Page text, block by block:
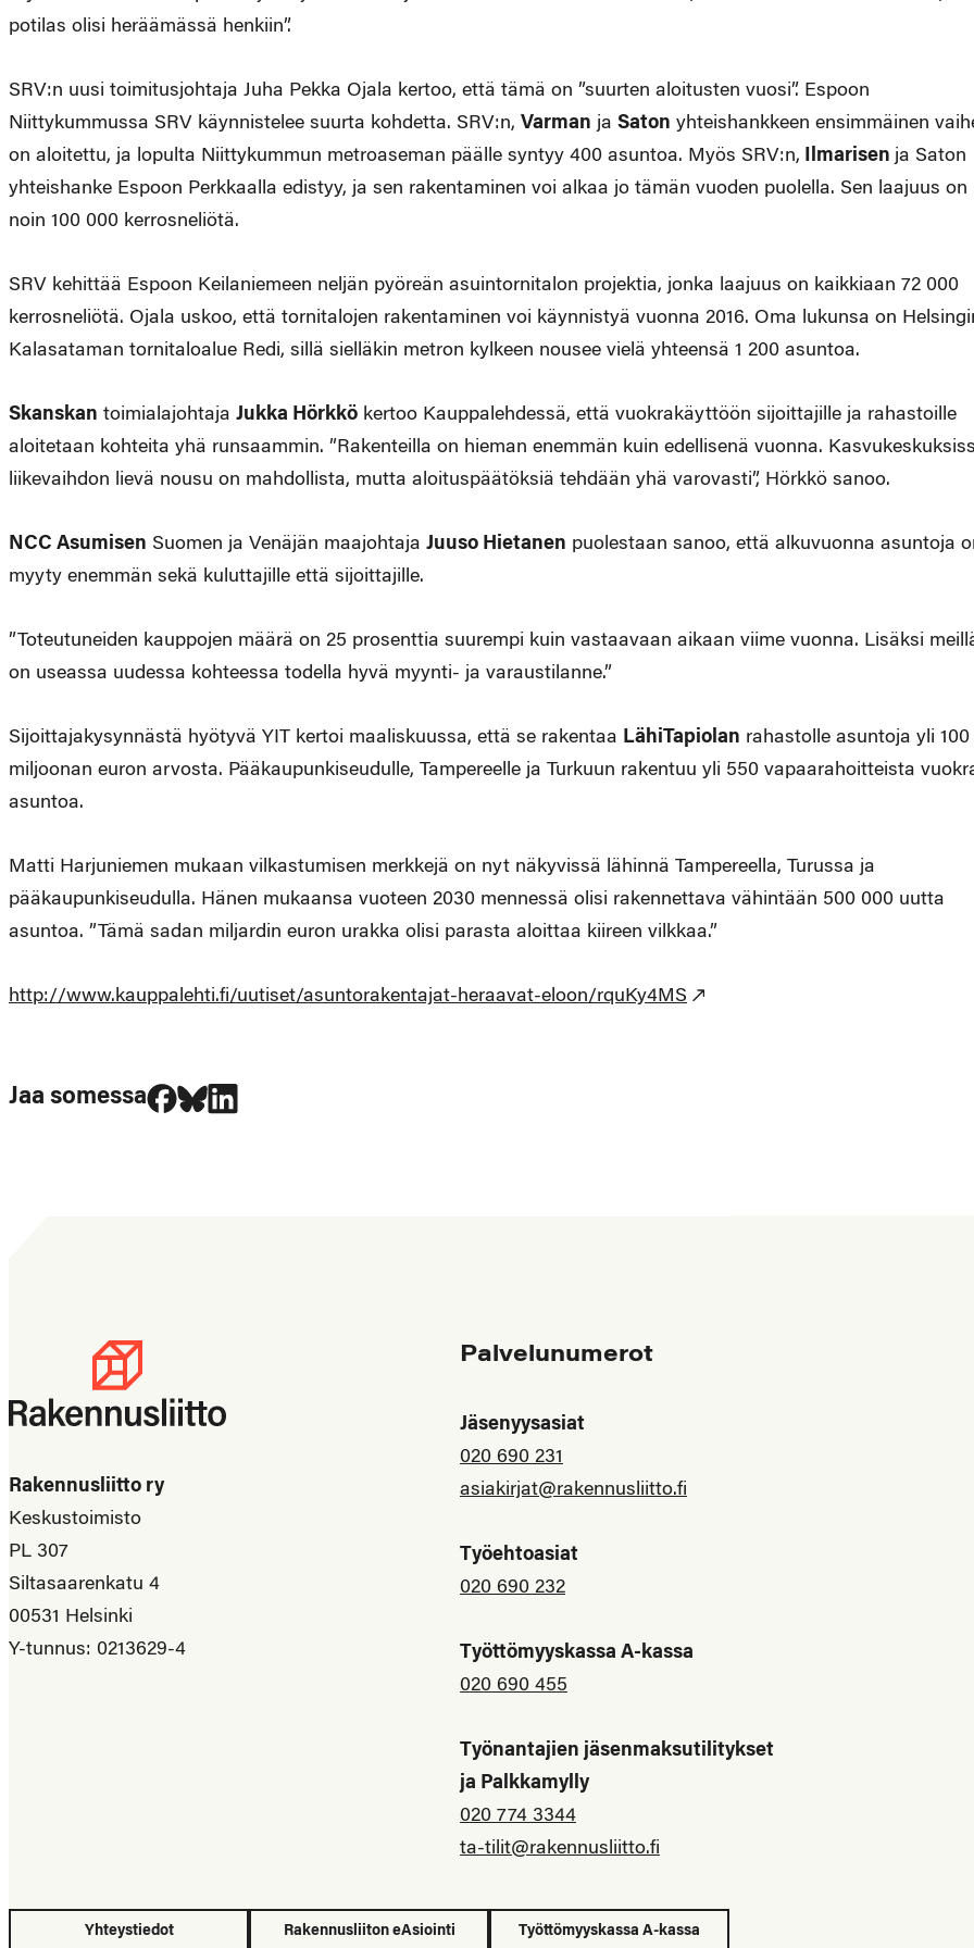
potilas olisi heräämässä henkiin”.
SRV:n uusi toimitusjohtaja Juha Pekka Ojala kertoo, että tämä on ”suurten aloitusten vuosi”. Espoon
Niittykummussa SRV käynnistelee suurta kohdetta. SRV:n, Varman ja Saton yhteishankkeen ensimmäinen
on aloitettu, ja lopulta Niittykummun metroaseman päälle syntyy 400 asuntoa. Myös SRV:n, Ilmarisen ja Saton
yhteishanke Espoon Perkkaalla edistyy, ja sen rakentaminen voi alkaa jo tämän vuoden puolella. Sen laajuus on
noin 100 000 kerrosneliötä.
SRV kehittää Espoon Keilaniemeen neljän pyöreän asuintornitalon projektia, jonka laajuus on kaikkiaan 72 000
kerrosneliötä. Ojala uskoo, että tornitalojen rakentaminen voi käynnistyä vuonna 2016. Oma lukunsa on
Kalasataman tornitaloalue Redi, sillä sielläkin metron kylkeen nousee vielä yhteensä 1 200 asuntoa.
Skanskan toimialajohtaja Jukka Hörkkö kertoo Kauppalehdessä, että vuokrakäyttöön sijoittajille ja rahastoille
aloitetaan kohteita yhä runsaammin. ”Rakenteilla on hieman enemmän kuin edellisenä vuonna.
liikevaihdon lievä nousu on mahdollista, mutta aloituspäätöksiä tehdään yhä varovasti”, Hörkkö sanoo.
NCC Asumisen Suomen ja Venäjän maajohtaja Juuso Hietanen puolestaan sanoo, että alkuvuonna asuntoja
myyty enemmän sekä kuluttajille että sijoittajille.
”Toteutuneiden kauppojen määrä on 25 prosenttia suurempi kuin vastaavaan aikaan viime vuonna. Lisäksi
on useassa uudessa kohteessa todella hyvä myynti- ja varaustilanne.”
Sijoittajakysynnästä hyötyvä YIT kertoi maaliskuussa, että se rakentaa LähiTapiolan rahastolle asuntoja yli 100
miljoonan euron arvosta. Pääkaupunkiseudulle, Tampereelle ja Turkuun rakentuu yli 550 vapaarahoitteista
asuntoa.
Matti Harjuniemen mukaan vilkastumisen merkkejä on nyt näkyvissä lähinnä Tampereella, Turussa ja
pääkaupunkiseudulla. Hänen mukaansa vuoteen 2030 mennessä olisi rakennettava vähintään 500 000 uutta
asuntoa. ”Tämä sadan miljardin euron urakka olisi parasta aloittaa kiireen vilkkaa.”
http://www.kauppalehti.fi/uutiset/asuntorakentajat-heraavat-eloon/rquKy4MS
Jaa somessa
Jaa Facebookissa
Jaa Blueskyssa
Jaa LinkedIn:ssä
Rakennusliitto ry
Keskustoimisto
PL 307
Siltasaarenkatu 4
00531 Helsinki
Y-tunnus: 0213629-4
Palvelunumerot
Jäsenyysasiat
020 690 231
asiakirjat@rakennusliitto.fi
Työehtoasiat
020 690 232
Työttömyyskassa A-kassa
020 690 455
Työnantajien jäsenmaksutilitykset
ja Palkkamylly
020 774 3344
ta-tilit@rakennusliitto.fi
Yhteystiedot Rakennusliiton eAsiointi Työttömyyskassa A-kassa